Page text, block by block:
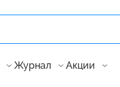
Журнал Акции